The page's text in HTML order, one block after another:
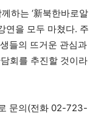
하는 ‘新북한바로알
연을 모두 마쳤다. 주
들의 뜨거운 관심과
회를 추진할 것이라
문의(전화 02-723-